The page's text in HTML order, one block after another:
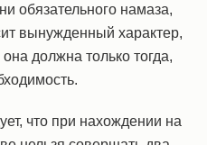
обязательного намаза,
вынужденный характер,
должна только тогда,
что при нахождении на